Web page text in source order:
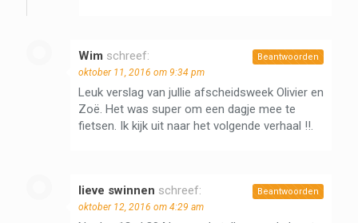
Wim schreef:
oktober 11, 2016 om 9:34 pm
Leuk verslag van jullie afscheidsweek Olivier en
Zoë. Het was super om een dagje mee te
fietsen. Ik kijk uit naar het volgende verhaal !!.
Beantwoorden
lieve swinnen schreef:
oktober 12, 2016 om 4:29 am
Beantwoorden